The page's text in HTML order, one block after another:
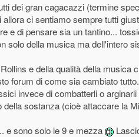
dei gran cagacazzi (termine
ci sentiamo sempre tutti
e di pensare sia un tantino...
solo della musica ma dell'intero
e della qualità della musica
forum di come sia cambiato
invece di combatterli o
sostanza (cioè attaccare la
e sono solo le 9 e mezza